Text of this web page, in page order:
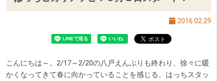
2016.02.29
こんにちは～。2/17～2/20の八戸えんぶりも終わり、徐々に暖
かくなってきて春に向かっていることを感じる、はっちスタッ